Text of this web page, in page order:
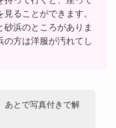
ることができます。
砂浜のところがありま
の方は洋服が汚れてし
あとで写真付きで解